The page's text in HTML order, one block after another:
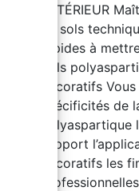
EXTÉRIEUR
de sols
rapides à
Sols
décoratifs
spécificités de
support
décoratifs les